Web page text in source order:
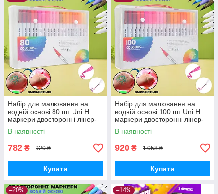
Набір для малювання на
водній основі 80 шт Uni Н
маркери двосторонні лінер-
пензель , у кейсі
В наявності
782 ₴ 920 ₴
Купити
Набір для малювання на
водній основі 100 шт Uni Н
маркери двосторонні лінер-
пензель , у кейсі
В наявності
920 ₴ 1 058 ₴
Купити
–20% –14%